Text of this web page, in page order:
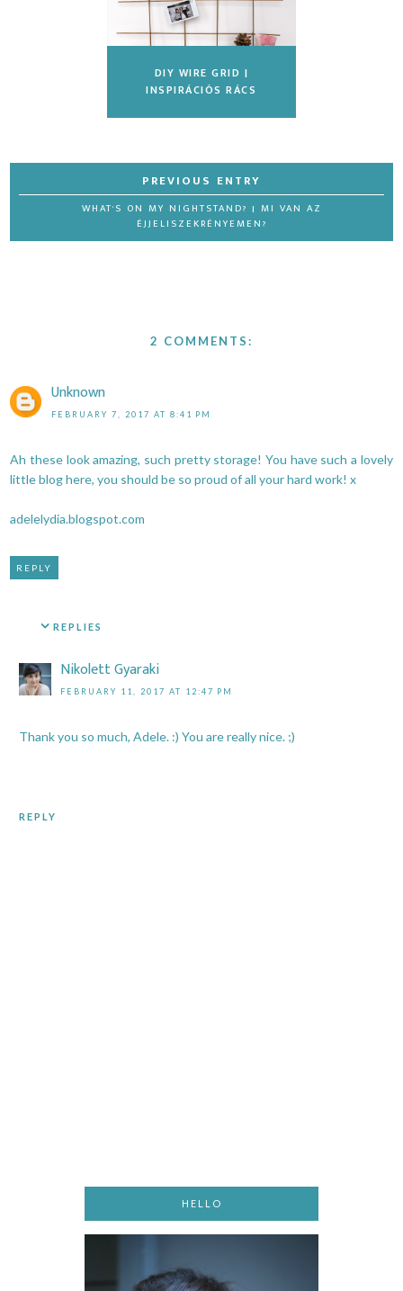
DIY WIRE GRID |
INSPIRÁCIÓS RÁCS
WHAT'S ON MY NIGHTSTAND? | MI VAN AZ
ÉJJELISZEKRÉNYEMEN?
2 COMMENTS:
Unknown
FEBRUARY 7, 2017 AT 8:41 PM
Ah these look amazing, such pretty storage! You have such a lovely
little blog here, you should be so proud of all your hard work! x
adelelydia.blogspot.com
REPLY
REPLIES
Nikolett Gyaraki
FEBRUARY 11, 2017 AT 12:47 PM
Thank you so much, Adele. :) You are really nice. ;)
REPLY
HELLO